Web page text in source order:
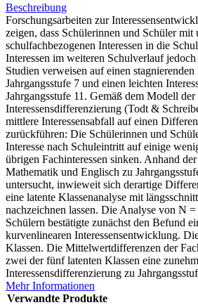
Beschreibung
Forschungsarbeiten zur
zeigen, dass Schülerinnen und Schüler mit
schulfachbezogenen Interessen in die
Interessen im weiteren Schulverlauf
Studien verweisen auf einen stagnierenden
Jahrgangsstufe 7 und einen leichten
Jahrgangsstufe 11. Gemäß dem Modell der
Interessensdifferenzierung (Todt &
mittlere Interessensabfall auf einen
zurückführen: Die Schülerinnen und
Interesse nach Schuleintritt auf einige
übrigen Fachinteressen sinken. Anhand
Mathematik und Englisch zu
untersucht, inwieweit sich derartige
eine latente Klassenanalyse mit
nachzeichnen lassen. Die Analyse von N
Schülern bestätigte zunächst den Befund
kurvenlinearen Interessensentwicklung.
Klassen. Die Mittelwertdifferenzen der
zwei der fünf latenten Klassen eine
Interessensdifferenzierung zu
Mehr Informationen
Verwandte Produkte